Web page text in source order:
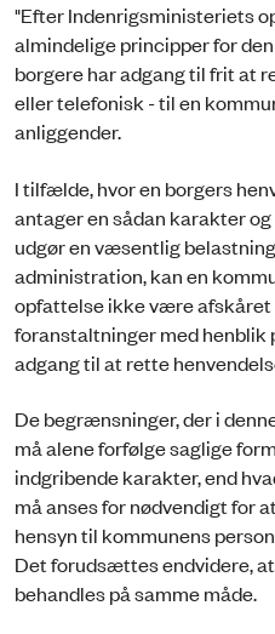
"Efter Indenrigsministeriets
almindelige principper for
borgere har adgang til frit at
eller telefonisk - til en
anliggender.
I tilfælde, hvor en borgers
antager en sådan karakter
udgør en væsentlig
administration, kan en
opfattelse ikke være
foranstaltninger med
adgang til at rette
De begrænsninger, der i
må alene forfølge saglige
indgribende karakter, end
må anses for nødvendigt for
hensyn til kommunens
Det forudsættes endvidere,
behandles på samme måde.